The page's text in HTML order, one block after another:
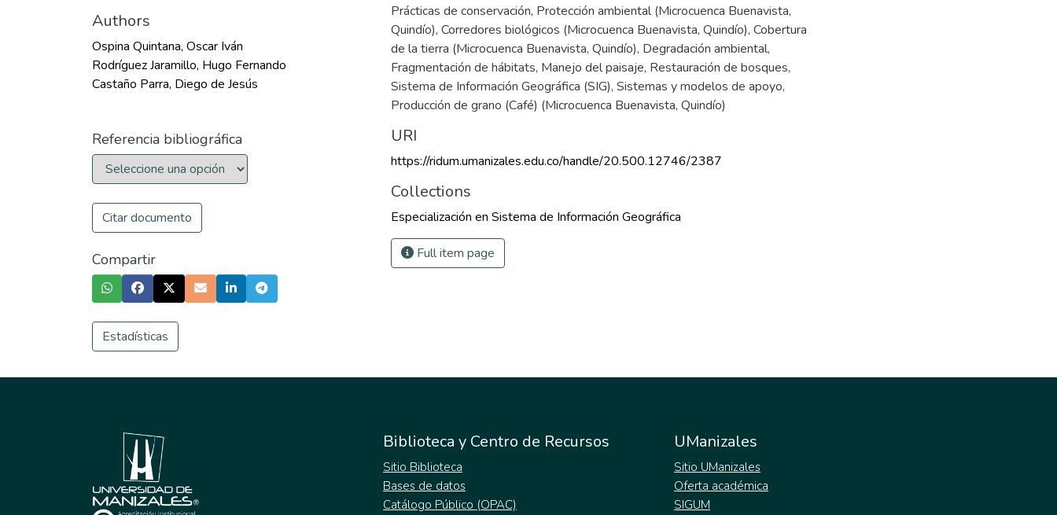
Authors
Ospina Quintana, Oscar Iván
Rodríguez Jaramillo, Hugo Fernando
Castaño Parra, Diego de Jesús
Referencia bibliográfica
Citar documento
Compartir
Estadísticas
Prácticas de conservación, Protección ambiental (Microcuenca Buenavista,
Quindío), Corredores biológicos (Microcuenca Buenavista, Quindío), Cobertura
de la tierra (Microcuenca Buenavista, Quindío), Degradación ambiental,
Fragmentación de hábitats, Manejo del paisaje, Restauración de bosques,
Sistema de Información Geográfica (SIG), Sistemas y modelos de apoyo,
Producción de grano (Café) (Microcuenca Buenavista, Quindío)
URI
https://ridum.umanizales.edu.co/handle/20.500.12746/2387
Collections
Especialización en Sistema de Información Geográfica
Full item page
Biblioteca y Centro de Recursos
Sitio Biblioteca
Bases de datos
Catálogo Público (OPAC)
UManizales
Sitio UManizales
Oferta académica
SIGUM